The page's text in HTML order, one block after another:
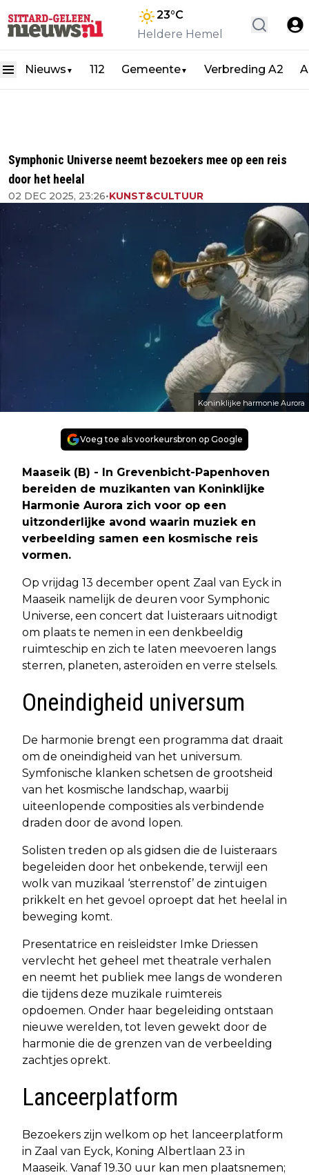
23°C
Heldere Hemel
Nieuws ▼ 112 Gemeente▼ Verbreding A2
Symphonic Universe neemt bezoekers mee op een reis
door het heelal
02 DEC 2025, 23:26•KUNST&CULTUUR
Koninklijke harmonie Aurora
Voeg toe als voorkeursbron op Google
Maaseik (B) - In Grevenbicht-Papenhoven
bereiden de muzikanten van Koninklijke
Harmonie Aurora zich voor op een
uitzonderlijke avond waarin muziek en
verbeelding samen een kosmische reis
vormen.
Op vrijdag 13 december opent Zaal van Eyck in
Maaseik namelijk de deuren voor Symphonic
Universe, een concert dat luisteraars uitnodigt
om plaats te nemen in een denkbeeldig
ruimteschip en zich te laten meevoeren langs
sterren, planeten, asteroïden en verre stelsels.
Oneindigheid universum
De harmonie brengt een programma dat draait
om de oneindigheid van het universum.
Symfonische klanken schetsen de grootsheid
van het kosmische landschap, waarbij
uiteenlopende composities als verbindende
draden door de avond lopen.
Solisten treden op als gidsen die de luisteraars
begeleiden door het onbekende, terwijl een
wolk van muzikaal ‘sterrenstof’ de zintuigen
prikkelt en het gevoel oproept dat het heelal in
beweging komt.
Presentatrice en reisleidster Imke Driessen
vervlecht het geheel met theatrale verhalen
en neemt het publiek mee langs de wonderen
die tijdens deze muzikale ruimtereis
opdoemen. Onder haar begeleiding ontstaan
nieuwe werelden, tot leven gewekt door de
harmonie die de grenzen van de verbeelding
zachtjes oprekt.
Lanceerplatform
Bezoekers zijn welkom op het lanceerplatform
in Zaal van Eyck, Koning Albertlaan 23 in
Maaseik. Vanaf 19.30 uur kan men plaatsnemen;